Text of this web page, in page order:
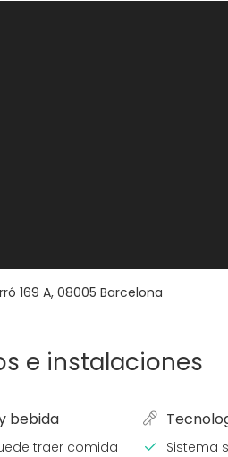
169 A, 08005 Barcelona
e instalaciones
bebida
traer comida
Sistema